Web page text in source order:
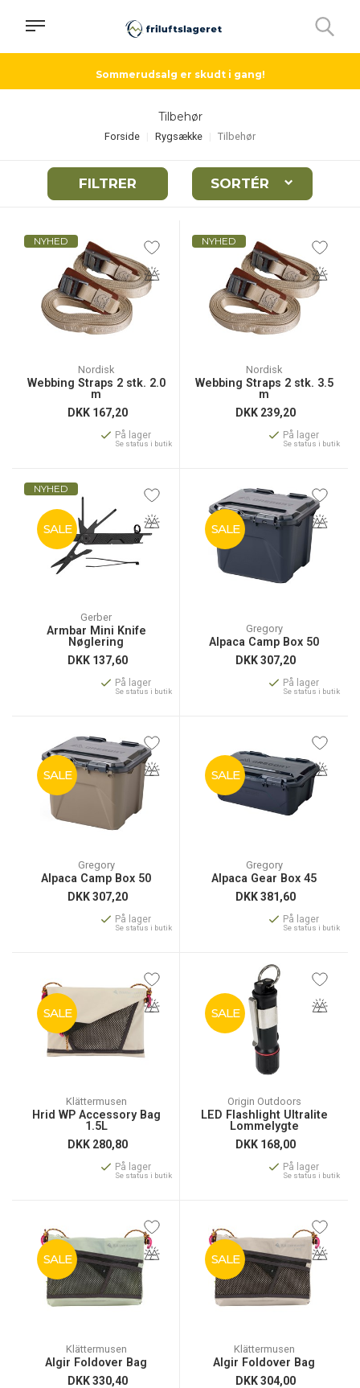
Sommerudsalg er skudt i gang!
Tilbehør
Forside Rygsække Tilbehør
FILTRER SORTÉR
NYHED
Nordisk
Webbing Straps 2 stk. 2.0
m
DKK 167,20
På lager
Se status i butik
NYHED
Nordisk
Webbing Straps 2 stk. 3.5
m
DKK 239,20
På lager
Se status i butik
NYHED
SALE
Gerber
Armbar Mini Knife
Nøglering
DKK 137,60
På lager
Se status i butik
SALE
Gregory
Alpaca Camp Box 50
DKK307,20
På lager
Se status i butik
SALE
Gregory
Alpaca Camp Box 50
DKK307,20
På lager
Se status i butik
SALE
Gregory
Alpaca Gear Box 45
DKK381,60
På lager
Se status i butik
SALE
Klättermusen
Hrid WP Accessory Bag
1.5L
DKK 280,80
På lager
Se status i butik
SALE
Origin Outdoors
LED Flashlight Ultralite
Lommelygte
DKK 168,00
På lager
Se status i butik
SALE
Klättermusen
Algir Foldover Bag
DKK330,40
SALE
Klättermusen
Algir Foldover Bag
DKK304,00